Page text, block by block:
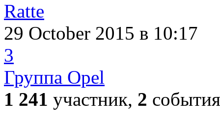
Ratte
29 October 2015 в 10:17
3
Группа Opel
1 241 участник, 2 события